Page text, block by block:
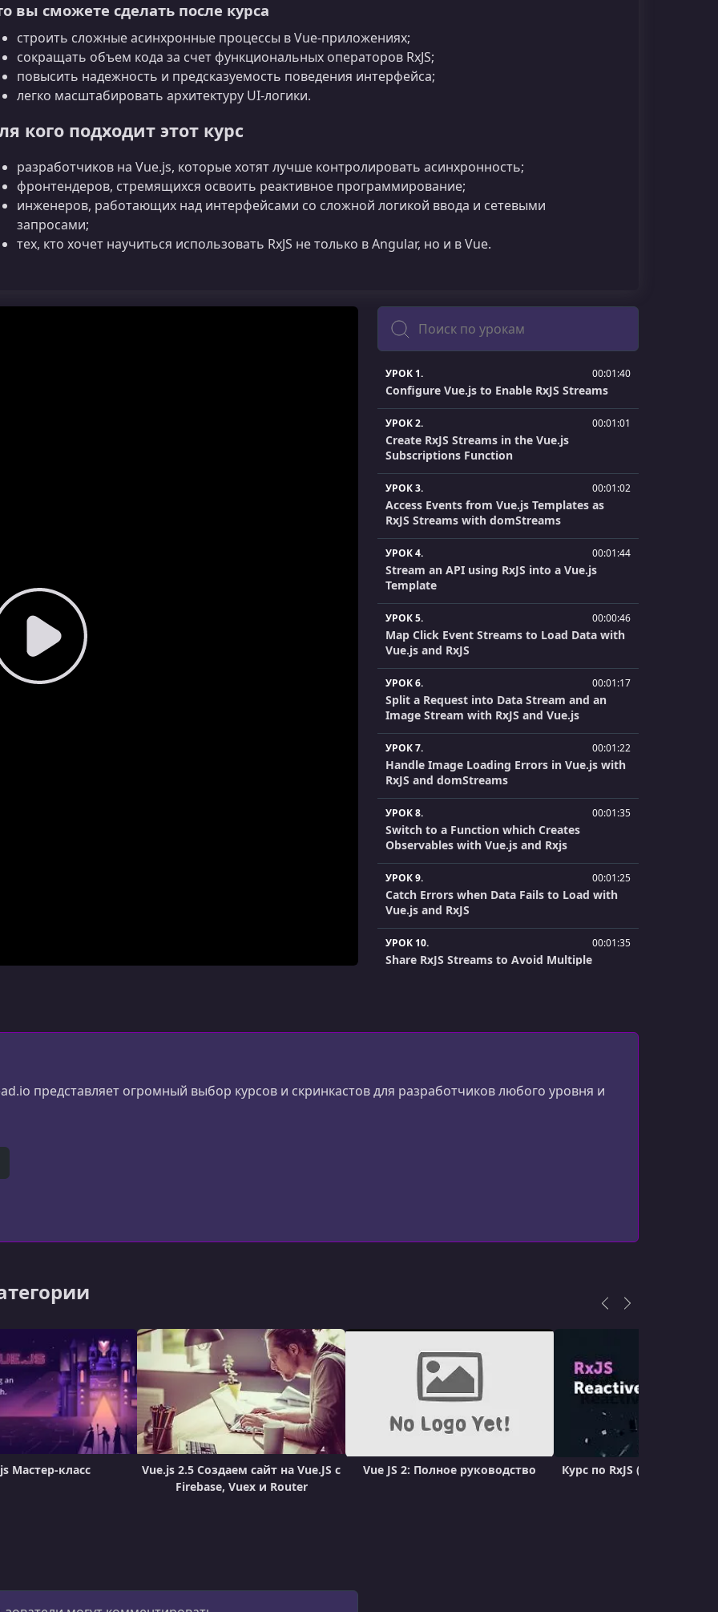
вы сможете сделать после курса
строить сложные асинхронные процессы в Vue-приложениях;
сокращать объем кода за счет функциональных операторов RxJS;
повысить надежность и предсказуемость поведения интерфейса;
легко масштабировать архитектуру UI-логики.
кого подходит этот курс
разработчиков на Vue.js, которые хотят лучше контролировать асинхронность;
фронтендеров, стремящихся освоить реактивное программирование;
инженеров, работающих над интерфейсами со сложной логикой ввода и сетевыми
запросами;
тех, кто хочет научиться использовать RxJS не только в Angular, но и в Vue.
Поиск
УРОК 1. 00:01:40
Configure Vue.js to Enable RxJS Streams
УРОК 2. 00:01:01
Create RxJS Streams in the Vue.js
Subscriptions Function
УРОК 3. 00:01:02
Access Events from Vue.js Templates as
RxJS Streams with domStreams
УРОК 4. 00:01:44
Stream an API using RxJS into a Vue.js
Template
УРОК 5. 00:00:46
Map Click Event Streams to Load Data with
Vue.js and RxJS
УРОК 6. 00:01:17
Split a Request into Data Stream and an
Image Stream with RxJS and Vue.js
УРОК 7. 00:01:22
Handle Image Loading Errors in Vue.js with
RxJS and domStreams
УРОК 8. 00:01:35
Switch to a Function which Creates
Observables with Vue.js and Rxjs
УРОК 9. 00:01:25
Catch Errors when Data Fails to Load with
Vue.js and RxJS
УРОК 10. 00:01:35
Share RxJS Streams to Avoid Multiple
Pause Until Another Stream Completes
Content using $watchAsObservable and
УРОК 16.
Map Vue.js Components to Remote Data
Streams with RxJS
УРОК 17. 00:02:36
Use Promises with RxJS in Vue.js
Cache Remote Data Requests with RxJS and
представляет огромный выбор курсов и скринкастов для разработчиков любого уровня и
Мастер-класс
Vue.js 2.5 Создаем сайт на Vue.JS с
Firebase, Vuex и Router
Vue JS 2: Полное руководство Курс по RxJS (Reactive-